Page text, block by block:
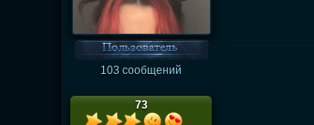
103 сообщений
73